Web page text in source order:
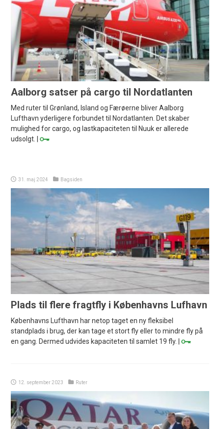
Aalborg satser på cargo til Nordatlanten
Med ruter til Grønland, Island og Færøerne bliver Aalborg
Lufthavn yderligere forbundet til Nordatlanten. Det skaber
mulighed for cargo, og lastkapaciteten til Nuuk er allerede
udsolgt. |
31. maj 2024 Bagsiden
Plads til flere fragtfly i Københavns Lufhavn
Københavns Lufthavn har netop taget en ny fleksibel
standplads i brug, der kan tage et stort fly eller to mindre fly på
en gang. Dermed udvides kapaciteten til samlet 19 fly. |
12. september 2023 Ruter